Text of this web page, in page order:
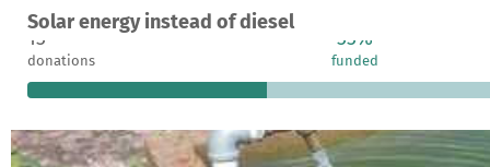
Solar energy instead of diesel
A project in Sutukoba, Gambia
13
donations
33%
funded